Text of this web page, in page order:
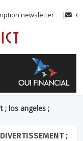
newsletter
; los angeles ;
;